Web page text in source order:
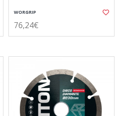
WORGRIP
76,24€